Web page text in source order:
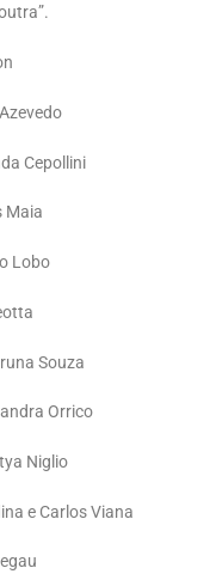
Cepollini
Maia
Lobo
Souza
Orrico
Niglio
e Carlos Viana